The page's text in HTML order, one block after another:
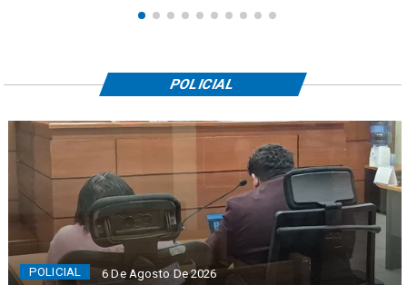
POLICIAL 6 De Agosto De 2026
POLICIAL